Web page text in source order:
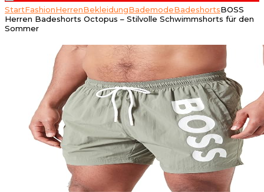
StartFashionHerrenBekleidungBademodeBadeshortsBOSS
Herren Badeshorts Octopus – Stilvolle Schwimmshorts für den
Sommer